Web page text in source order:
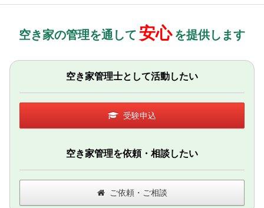
空き家の管理を通して 安心 を提供します
空き家管理士として活動したい
受験申込
空き家管理を依頼・相談したい
ご依頼・ご相談